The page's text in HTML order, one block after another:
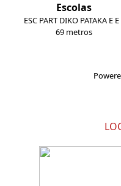
Escolas
ESC PART DIKO PATAKA E
69 metros